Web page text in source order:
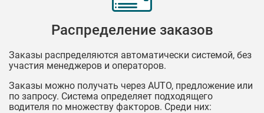
Распределение заказов
Заказы распределяются автоматически системой, без
участия менеджеров и операторов.
Заказы можно получать через AUTO, предложение или
по запросу. Система определяет подходящего
водителя по множеству факторов. Среди них: